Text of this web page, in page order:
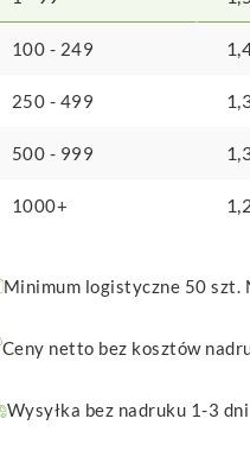
100 - 249
250 - 499
500 - 999
1000+
Minimum logistyczne 50 szt.
Ceny netto bez kosztów
Wysyłka bez nadruku 1-3